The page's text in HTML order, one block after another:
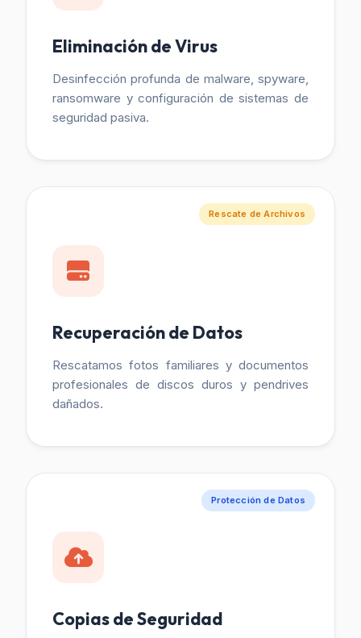
Eliminación de Virus
Desinfección profunda de malware, spyware,
ransomware y configuración de sistemas de
seguridad pasiva.
Rescate de Archivos
Recuperación de Datos
Rescatamos fotos familiares y documentos
profesionales de discos duros y pendrives
dañados.
Protección de Datos
Copias de Seguridad